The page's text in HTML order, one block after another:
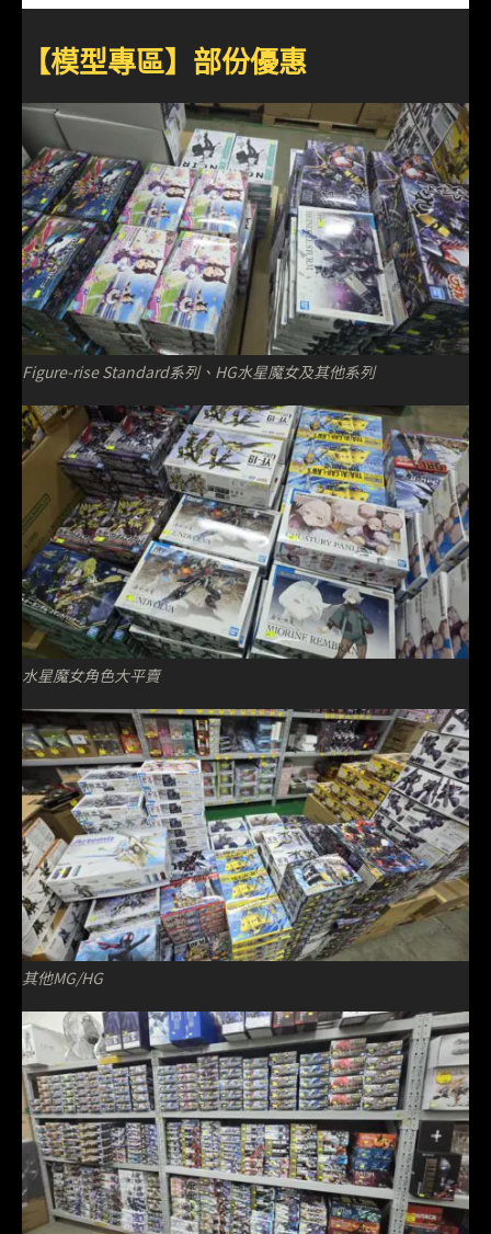
【模型專區】部份優惠
Figure-rise Standard系列、HG水星魔女及其他系列
水星魔女角色大平賣
其他MG/HG